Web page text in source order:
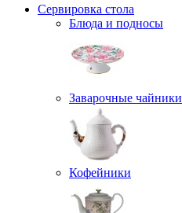
Сервировка стола
Блюда и подносы
Заварочные чайники
Кофейники